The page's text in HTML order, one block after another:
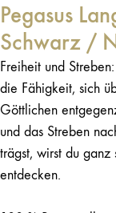
Pegasus
Schwarz /
Freiheit und
die Fähigkeit, sich
Göttlichen
und das Streben
trägst, wirst du
entdecken.